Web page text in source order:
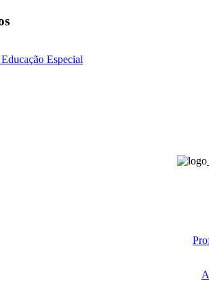
Especial